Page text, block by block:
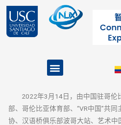
Menu
2022年3月14日，由中国驻哥伦
部、哥伦比亚体育部、“VR中国”共
协、汉语桥俱乐部波哥大站、艺术